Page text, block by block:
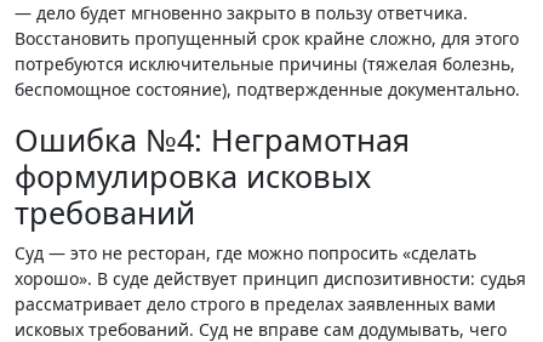
— дело будет мгновенно закрыто в пользу ответчика.
Восстановить пропущенный срок крайне сложно, для этого
потребуются исключительные причины (тяжелая болезнь,
беспомощное состояние), подтвержденные документально.
Ошибка №4: Неграмотная
формулировка исковых
требований
Суд — это не ресторан, где можно попросить «сделать
хорошо». В суде действует принцип диспозитивности: судья
рассматривает дело строго в пределах заявленных вами
исковых требований. Суд не вправе сам додумывать, чего